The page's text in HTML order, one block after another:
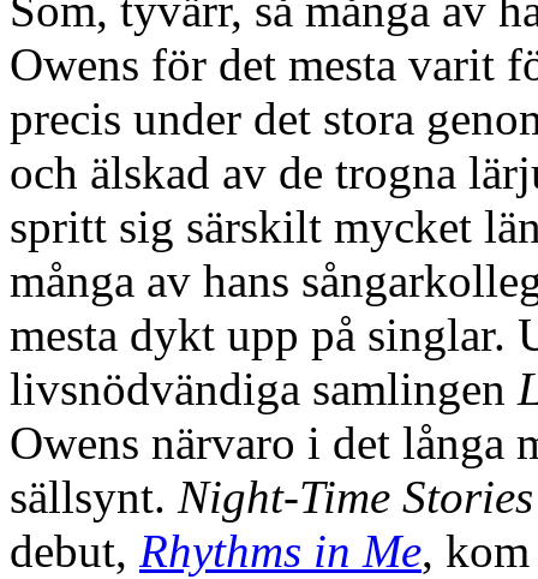
Som, tyvärr, så många av
Owens för det mesta varit
precis under det stora
och älskad av de trogna
spritt sig särskilt mycket
många av hans
mesta dykt upp på singlar.
livsnödvändiga samlingen
Owens närvaro i det långa
sällsynt. Night-Time Stories
debut, Rhythms in Me,